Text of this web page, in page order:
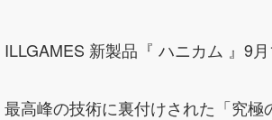
ILLGAMES 新製品『 ハニカム 』9
最高峰の技術に裏付けされた「究極